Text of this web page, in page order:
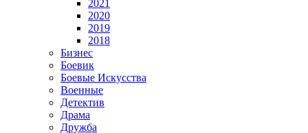
2021
2020
2019
2018
Бизнес
Боевик
Боевые Искусства
Военные
Детектив
Драма
Дружба